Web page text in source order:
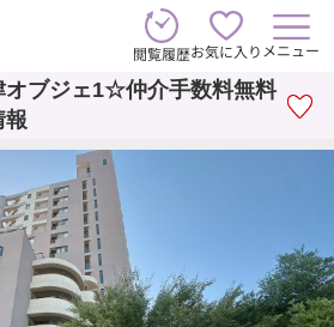
閲覧履歴お気に入り メニュー
オブジェ1☆仲介手数料無料